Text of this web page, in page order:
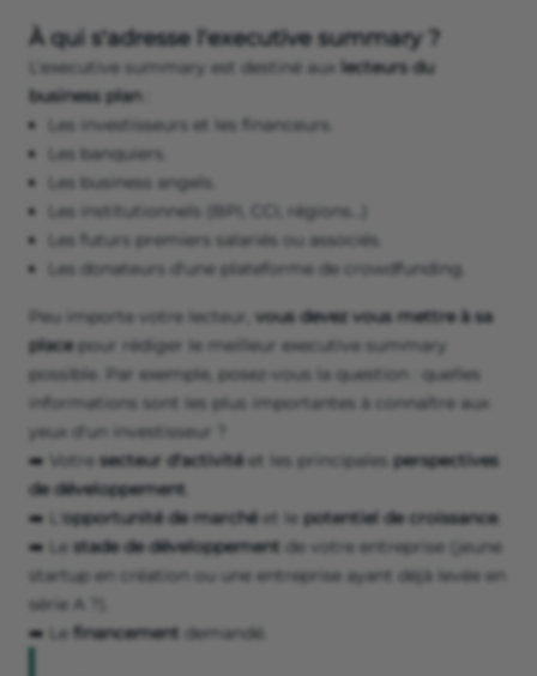
À qui s'adresse l'executive summary ?
L’executive summary est destiné aux lecteurs du
business plan
Les investisseurs et les financeurs.
Les banquiers.
Les business angels.
Les institutionnels (BPI, CCI, régions…)
Les futurs premiers salariés ou associés.
Les donateurs d'une plateforme de crowdfunding.
Peu importe votre lecteur, vous devez vous mettre à sa
placepour rédiger le meilleur executive summary
possible. Par exemple, posez-vous la question : quelles
informations sont les plus importantes à connaître aux
yeux d'un investisseur ?
➡️ Votre secteur d'activitéet les principales perspectives
de développement
➡️ L' opportunité de marchéet le potentiel de croissance.
➡️ Le stade de développement de votre entreprise (jeune
startup en création ou une entreprise ayant déjà levée en
série A ?).
➡️ Le financement demandé.